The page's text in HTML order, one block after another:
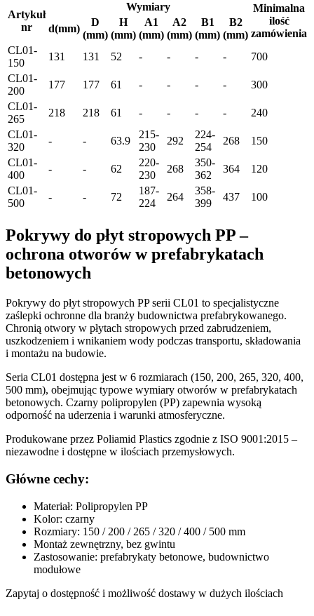
Artykuł
nr
Wymiary
Minimalna
ilość
zamówienia
d(mm)
D
(mm)
H
(mm)
A1
(mm)
A2
(mm)
B1
(mm)
B2
(mm)
CL01-
150
131 131 52 - - - -
700
CL01-
200
177 177 61 - - - -
300
CL01-
265
218 218 61 - - - -
240
CL01-
320
- - 63.9
215-
230
292
224-
254
268
150
CL01-
400
- - 62
220-
230
268
350-
362
364
120
CL01-
500
- - 72
187-
224
264
358-
399
437 100
Pokrywy do płyt stropowych PP –
ochrona otworów w prefabrykatach
betonowych
Pokrywy do płyt stropowych PP serii CL01 to specjalistyczne
zaślepki ochronne dla branży budownictwa prefabrykowanego.
Chronią otwory w płytach stropowych przed zabrudzeniem,
uszkodzeniem i wnikaniem wody podczas transportu, składowania
i montażu na budowie.
Seria CL01 dostępna jest w 6 rozmiarach (150, 200, 265, 320, 400,
500 mm), obejmując typowe wymiary otworów w prefabrykatach
betonowych. Czarny polipropylen (PP) zapewnia wysoką
odporność na uderzenia i warunki atmosferyczne.
Produkowane przez Poliamid Plastics zgodnie z ISO 9001:2015 –
niezawodne i dostępne w ilościach przemysłowych.
Główne cechy:
Materiał: Polipropylen PP
Kolor: czarny
Rozmiary: 150 / 200 / 265 / 320 / 400 / 500 mm
Montaż zewnętrzny, bez gwintu
Zastosowanie: prefabrykaty betonowe, budownictwo
modułowe
Zapytaj o dostępność i możliwość dostawy w dużych ilościach